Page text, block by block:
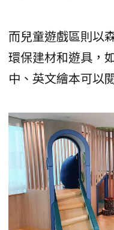
而兒童遊戲區則以
環保建材和遊具，
中、英文繪本可以